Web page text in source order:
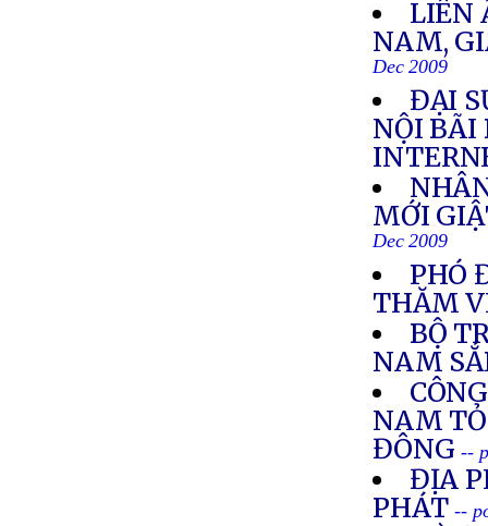
LIÊN
NAM,
Dec 2009
ĐẠI
NỘI BÃI
MỚI
Dec 2009
PHÓ
THĂM
BỘ
NAM
NAM
ĐÔNG --
ĐỊA
PHÁT--